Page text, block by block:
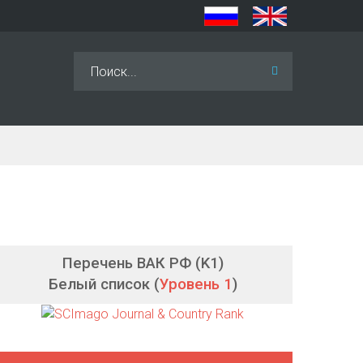
Перечень ВАК РФ (K1)
Белый список (Уровень 1)